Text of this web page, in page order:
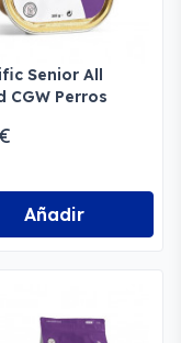
Senior All
CGW Perros
Añadir